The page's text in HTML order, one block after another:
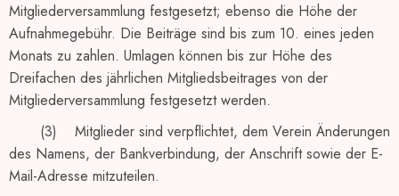
Mitgliederversammlung festgesetzt; ebenso die Höhe der
Aufnahmegebühr. Die Beiträge sind bis zum 10. eines jeden
Monats zu zahlen. Umlagen können bis zur Höhe des
Dreifachen des jährlichen Mitgliedsbeitrages von der
Mitgliederversammlung festgesetzt werden.
(3) Mitglieder sind verpflichtet, dem Verein Änderungen
des Namens, der Bankverbindung, der Anschrift sowie der E-
Mail-Adresse mitzuteilen.